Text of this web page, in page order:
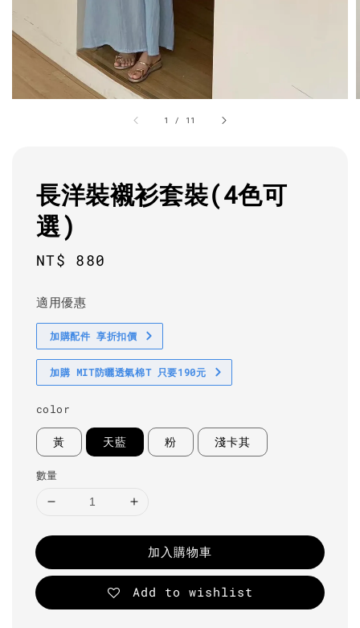
1 / 11
長洋裝襯衫套裝(4色可
選)
Regular
NT$ 880
適用優惠
加購配件 享折扣價
加購 MIT防曬透氣棉T 只要190元
color
黃 天藍 粉 淺卡其
數量
加入購物車
Add to wishlist